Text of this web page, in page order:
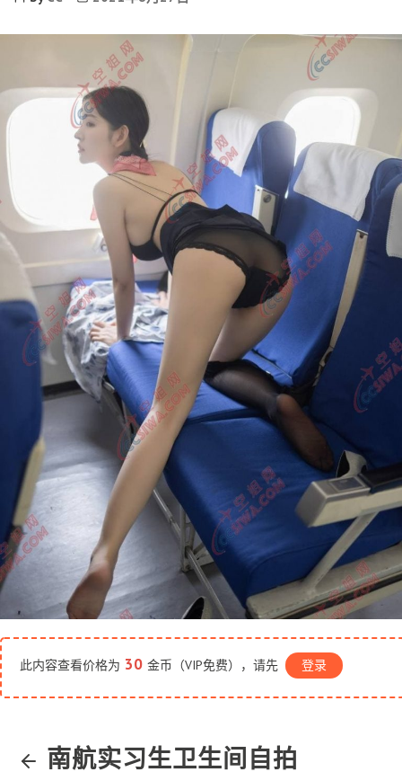
此内容查看价格为 30 金币（VIP免费），请先 登录
南航实习生卫生间自拍